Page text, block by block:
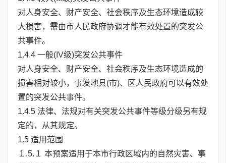
对人身安全、财产安全、社会秩序及生态环境造成较
大损害，需由市人民政府协调才能有效处置的突发公
共事件。
1.4.4 一般(IV级)突发公共事件
对人身安全、财产安全、社会秩序及生态环境造成的
损害相对较小，事发地县(市)、区人民政府可以有效处
置的突发公共事件。
1.4.5 法律、法规对有关突发公共事件等级分级另有规
定的，从其规定。
1.5 适用范围
１.5.１ 本预案适用于本市行政区域内的自然灾害、事